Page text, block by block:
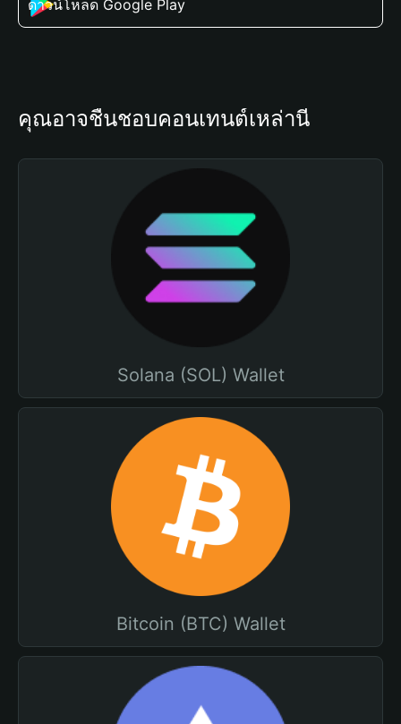
ดาวน์โหลด Google Play
คุณอาจชื่นชอบคอนเทนต์เหล่านี้
Solana (SOL) Wallet
Bitcoin (BTC) Wallet